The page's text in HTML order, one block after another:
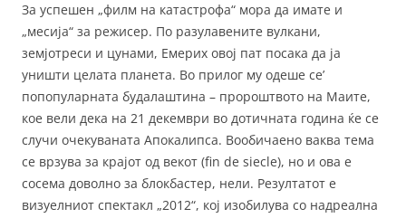
За успешен „филм на катастрофа“ мора да имате и
„месија“ за режисер. По разулавените вулкани,
земјотреси и цунами, Емерих овој пат посака да ја
уништи целата планета. Во прилог му одеше се’
попопуларната будалаштина – пророштвото на Маите,
кое вели дека на 21 декември во дотичната година ќе се
случи очекуваната Апокалипса. Вообичаено ваква тема
се врзува за крајот од векот (fin de siecle), но и ова е
сосема доволно за блокбастер, нели. Резултатот е
визуелниот спектакл „2012“, кој изобилува со надреална